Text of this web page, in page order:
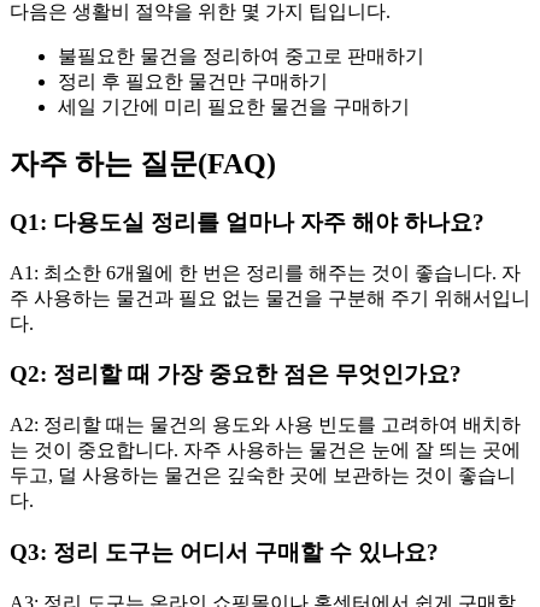
다음은 생활비 절약을 위한 몇 가지 팁입니다.
불필요한 물건을 정리하여 중고로 판매하기
정리 후 필요한 물건만 구매하기
세일 기간에 미리 필요한 물건을 구매하기
자주 하는 질문(FAQ)
Q1: 다용도실 정리를 얼마나 자주 해야 하나요?
A1: 최소한 6개월에 한 번은 정리를 해주는 것이 좋습니다. 자
주 사용하는 물건과 필요 없는 물건을 구분해 주기 위해서입니
다.
Q2: 정리할 때 가장 중요한 점은 무엇인가요?
A2: 정리할 때는 물건의 용도와 사용 빈도를 고려하여 배치하
는 것이 중요합니다. 자주 사용하는 물건은 눈에 잘 띄는 곳에
두고, 덜 사용하는 물건은 깊숙한 곳에 보관하는 것이 좋습니
다.
Q3: 정리 도구는 어디서 구매할 수 있나요?
A3: 정리 도구는 온라인 쇼핑몰이나 홈센터에서 쉽게 구매할